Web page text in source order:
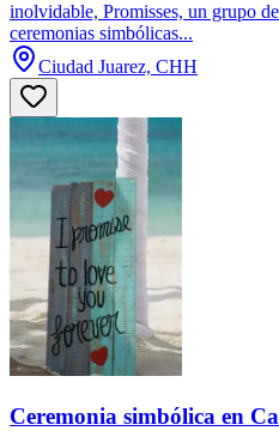
inolvidable, Promisses, un grupo
ceremonias simbólicas...
Ciudad Juarez, CHH
Ceremonia simbólica en